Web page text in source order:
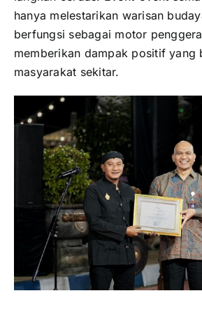
hanya melestarikan warisan
berfungsi sebagai motor
memberikan dampak positif yang
masyarakat sekitar.